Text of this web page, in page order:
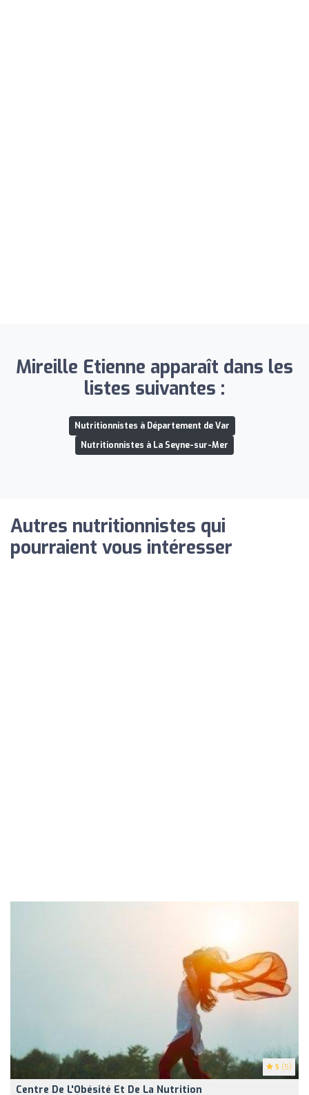
Mireille Etienne apparaît dans les
listes suivantes :
Nutritionnistes à Département de Var
Nutritionnistes à La Seyne-sur-Mer
Autres nutritionnistes qui
pourraient vous intéresser
5 (5)
Centre De L'Obésité Et De La Nutrition